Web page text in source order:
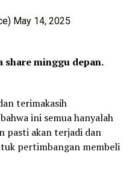
May 14, 2025
share minggu depan.
terimakasih
ini semua hanyalah
pasti akan terjadi dan
pertimbangan membeli